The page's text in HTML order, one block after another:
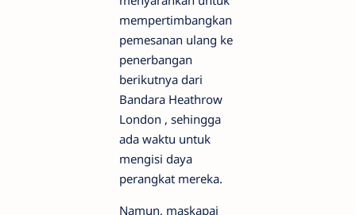
mempertimbangkan
pemesanan ulang ke
penerbangan
berikutnya dari
Bandara Heathrow
London , sehingga
ada waktu untuk
mengisi daya
perangkat mereka.
Namun, maskapai